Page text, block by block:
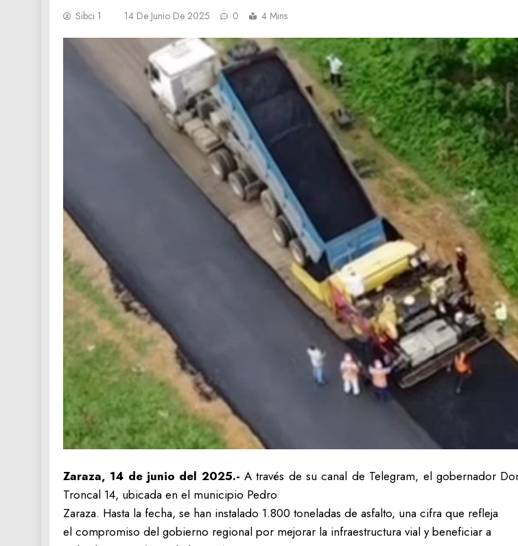
Sibci 1 14 De Junio De 2025 0 4 Mins
Zaraza, 14 de junio del 2025.-A través de su canal de Telegram, el gobernador
Troncal 14, ubicada en el municipio Pedro
Zaraza. Hasta la fecha, se han instalado 1.800 toneladas de asfalto, una cifra que refleja
el compromiso del gobierno regional por mejorar la infraestructura vial y beneficiar a